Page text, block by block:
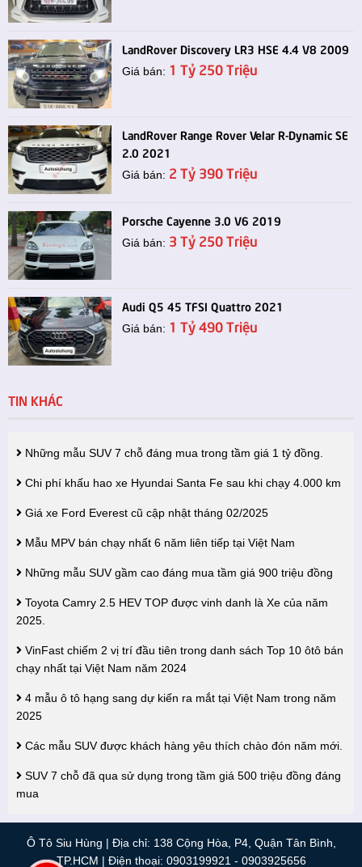
LandRover Discovery LR3 HSE 4.4 V8 2009
Giá bán: 1 Tỷ 250 Triệu
LandRover Range Rover Velar R-Dynamic SE
2.0 2021
Giá bán: 2 Tỷ 390 Triệu
Porsche Cayenne 3.0 V6 2019
Giá bán: 3 Tỷ 250 Triệu
Audi Q5 45 TFSI Quattro 2021
Giá bán: 1 Tỷ 490 Triệu
TIN KHÁC
Những mẫu SUV 7 chỗ đáng mua trong tầm giá 1 tỷ đồng.
Chi phí khấu hao xe Hyundai Santa Fe sau khi chạy 4.000 km
Giá xe Ford Everest cũ cập nhật tháng 02/2025
Mẫu MPV bán chạy nhất 6 năm liên tiếp tại Việt Nam
Những mẫu SUV gầm cao đáng mua tầm giá 900 triệu đồng
Toyota Camry 2.5 HEV TOP được vinh danh là Xe của năm
2025.
VinFast chiếm 2 vị trí đầu tiên trong danh sách Top 10 ôtô bán
chạy nhất tại Việt Nam năm 2024
4 mẫu ô tô hạng sang dự kiến ra mắt tại Việt Nam trong năm
2025
Các mẫu SUV được khách hàng yêu thích chào đón năm mới.
SUV 7 chỗ đã qua sử dụng trong tầm giá 500 triệu đồng đáng
mua
Ô Tô Siu Hùng | Địa chỉ: 138 Cộng Hòa, P4, Quận Tân Bình,
TP.HCM | Điện thoại: 0903199921 - 0903925656